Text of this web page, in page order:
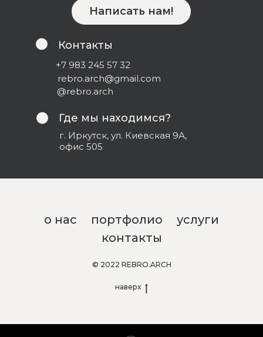
+7 983 245 57 32
rebro.arch@gmail.com
@rebro.arch
г. Иркутск, ул. Киевская 9А,
офис 505
Где мы находимся?
Контакты
Написать нам!
о нас портфолио
услуги
контакты
© 2022 REBRO.ARCH
наверх